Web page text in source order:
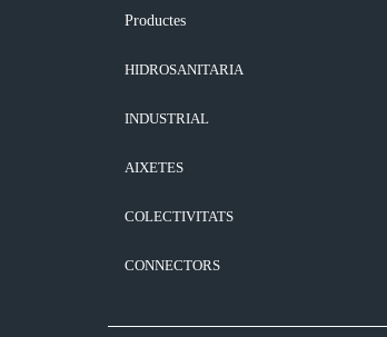
Productes
HIDROSANITARIA
INDUSTRIAL
AIXETES
COLECTIVITATS
CONNECTORS